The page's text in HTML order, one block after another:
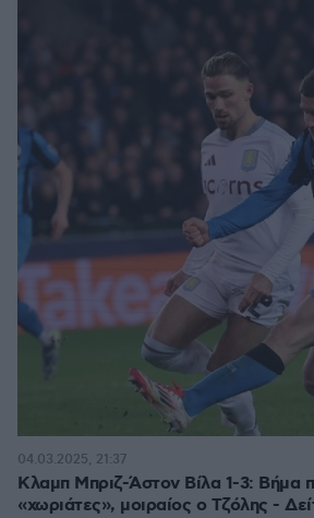
Κλαμπ Μπριζ-Άστον Βίλα 1-3: Βήμα
«χωριάτες», μοιραίος ο Τζόλης -
04.03.2025, 21:37